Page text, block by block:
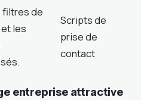
filtres de
les
Scripts de
prise de
contact
entreprise attractive